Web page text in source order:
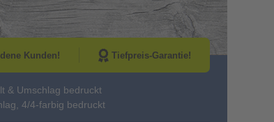
Kunden! Tiefpreis-Garantie!
& Umschlag bedruckt
4/4-farbig bedruckt